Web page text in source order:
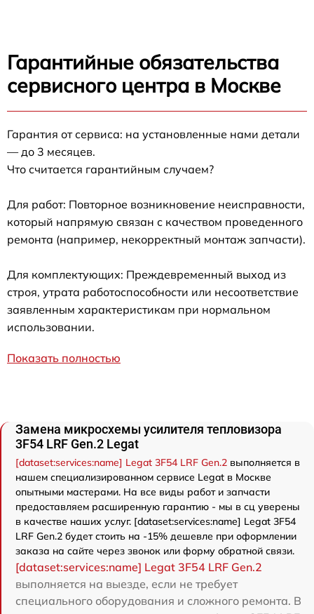
Гарантийные обязательства
сервисного центра в Москве
Гарантия от сервиса: на установленные нами детали
— до 3 месяцев.
Что считается гарантийным случаем?
Для работ: Повторное возникновение неисправности,
который напрямую связан с качеством проведенного
ремонта (например, некорректный монтаж запчасти).
Для комплектующих: Преждевременный выход из
строя, утрата работоспособности или несоответствие
заявленным характеристикам при нормальном
использовании.
Показать полностью
Замена микросхемы усилителя тепловизора
3F54 LRF Gen.2 Legat
[dataset:services:name] Legat 3F54 LRF Gen.2 выполняется в
нашем специализированном сервисе Legat в Москве
опытными мастерами. На все виды работ и запчасти
предоставляем расширенную гарантию - мы в сц уверены
в качестве наших услуг. [dataset:services:name] Legat 3F54
LRF Gen.2 будет стоить на -15% дешевле при оформлении
заказа на сайте через звонок или форму обратной связи.
[dataset:services:name] Legat 3F54 LRF Gen.2
выполняется на выезде, если не требует
специального оборудования и сложного ремонта. В